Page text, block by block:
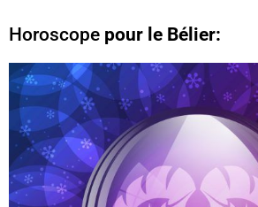
Horoscope pour le Bélier: